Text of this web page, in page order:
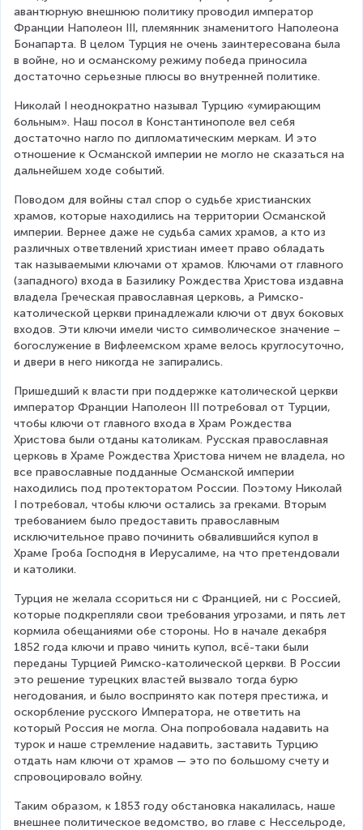
авантюрную внешнюю политику проводил император
Франции Наполеон III, племянник знаменитого Наполеона
Бонапарта. В целом Турция не очень заинтересована была
в войне, но и османскому режиму победа приносила
достаточно серьезные плюсы во внутренней политике.
Николай I неоднократно называл Турцию «умирающим
больным». Наш посол в Константинополе вел себя
достаточно нагло по дипломатическим меркам. И это
отношение к Османской империи не могло не сказаться на
дальнейшем ходе событий.
Поводом для войны стал спор о судьбе христианских
храмов, которые находились на территории Османской
империи. Вернее даже не судьба самих храмов, а кто из
различных ответвлений христиан имеет право обладать
так называемыми ключами от храмов. Ключами от главного
(западного) входа в Базилику Рождества Христова издавна
владела Греческая православная церковь, а Римско-
католической церкви принадлежали ключи от двух боковых
входов. Эти ключи имели чисто символическое значение –
богослужение в Вифлеемском храме велось круглосуточно,
и двери в него никогда не запирались.
Пришедший к власти при поддержке католической церкви
император Франции Наполеон III потребовал от Турции,
чтобы ключи от главного входа в Храм Рождества
Христова были отданы католикам. Русская православная
церковь в Храме Рождества Христова ничем не владела, но
все православные подданные Османской империи
находились под протекторатом России. Поэтому Николай
I потребовал, чтобы ключи остались за греками. Вторым
требованием было предоставить православным
исключительное право починить обвалившийся купол в
Храме Гроба Господня в Иерусалиме, на что претендовали
и католики.
Турция не желала ссориться ни с Францией, ни с Россией,
которые подкрепляли свои требования угрозами, и пять лет
кормила обещаниями обе стороны. Но в начале декабря
1852 года ключи и право чинить купол, всё-таки были
переданы Турцией Римско-католической церкви. В России
это решение турецких властей вызвало тогда бурю
негодования, и было воспринято как потеря престижа, и
оскорбление русского Императора, не ответить на
который Россия не могла. Она попробовала надавить на
турок и наше стремление надавить, заставить Турцию
отдать нам ключи от храмов — это по большому счету и
спровоцировало войну.
Таким образом, к 1853 году обстановка накалилась, наше
внешнее политическое ведомство, во главе с Нессельроде,